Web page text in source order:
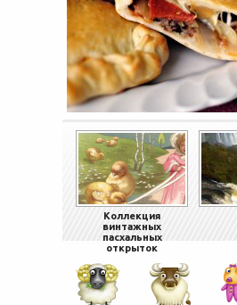
Коллекция
винтажных
пасхальных
открыток